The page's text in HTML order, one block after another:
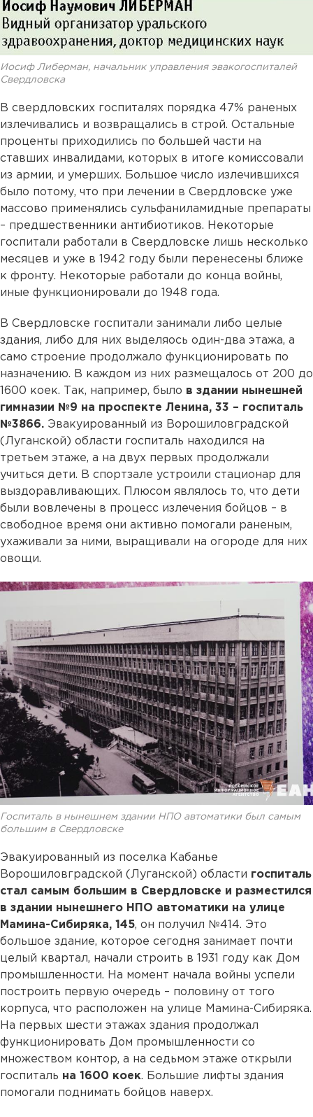
Иосиф Либерман, начальник управления эвакогоспиталей
Свердловска
В свердловских госпиталях порядка 47% раненых
излечивались и возвращались в строй. Остальные
проценты приходились по большей части на
ставших инвалидами, которых в итоге комиссовали
из армии, и умерших. Большое число излечившихся
было потому, что при лечении в Свердловске уже
массово применялись сульфаниламидные препараты
– предшественники антибиотиков. Некоторые
госпитали работали в Свердловске лишь несколько
месяцев и уже в 1942 году были перенесены ближе
к фронту. Некоторые работали до конца войны,
иные функционировали до 1948 года.
В Свердловске госпитали занимали либо целые
здания, либо для них выделяось один-два этажа, а
само строение продолжало функционировать по
назначению. В каждом из них размещалось от 200 до
1600 коек. Так, например, было в здании нынешней
гимназии №9 на проспекте Ленина, 33 – госпиталь
№3866. Эвакуированный из Ворошиловградской
(Луганской) области госпиталь находился на
третьем этаже, а на двух первых продолжали
учиться дети. В спортзале устроили стационар для
выздоравливающих. Плюсом являлось то, что дети
были вовлечены в процесс излечения бойцов – в
свободное время они активно помогали раненым,
ухаживали за ними, выращивали на огороде для них
овощи.
Госпиталь в нынешнем здании НПО автоматики был самым
большим в Свердловске
Эвакуированный из поселка Кабанье
Ворошиловградской (Луганской) области госпиталь
стал самым большим в Свердловске и разместился
в здании нынешнего НПО автоматики на улице
Мамина-Сибиряка, 145, он получил №414. Это
большое здание, которое сегодня занимает почти
целый квартал, начали строить в 1931 году как Дом
промышленности. На момент начала войны успели
построить первую очередь – половину от того
корпуса, что расположен на улице Мамина-Сибиряка.
На первых шести этажах здания продолжал
функционировать Дом промышленности со
множеством контор, а на седьмом этаже открыли
госпиталь на 1600 коек. Большие лифты здания
помогали поднимать бойцов наверх.